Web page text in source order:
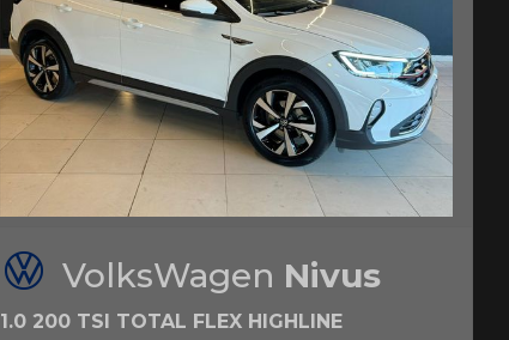
VolksWagen Nivus
1.0 200 TSI TOTAL FLEX HIGHLINE